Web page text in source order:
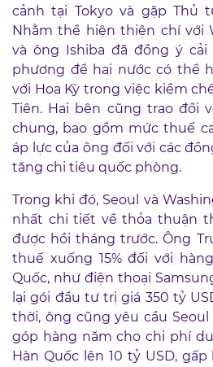
cảnh tại Tokyo và gặp Thủ
Nhằm thể hiện thiện chí với
và ông Ishiba đã đồng ý
phương để hai nước có thể
với Hoa Kỳ trong việc kiềm
Tiên. Hai bên cũng trao đổi
chung, bao gồm mức thuế
áp lực của ông đối với các
tăng chi tiêu quốc phòng.
Trong khi đó, Seoul và
nhất chi tiết về thỏa thuận
được hồi tháng trước. Ông
thuế xuống 15% đối với
Quốc, như điện thoại
lại gói đầu tư trị giá 350 tỷ
thời, ông cũng yêu cầu
góp hàng năm cho chi phí
Hàn Quốc lên 10 tỷ USD,